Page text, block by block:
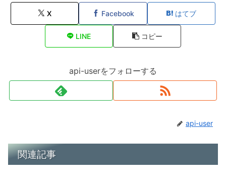
X Facebook はてブ
LINE コピー
api-userをフォローする
api-user
関連記事